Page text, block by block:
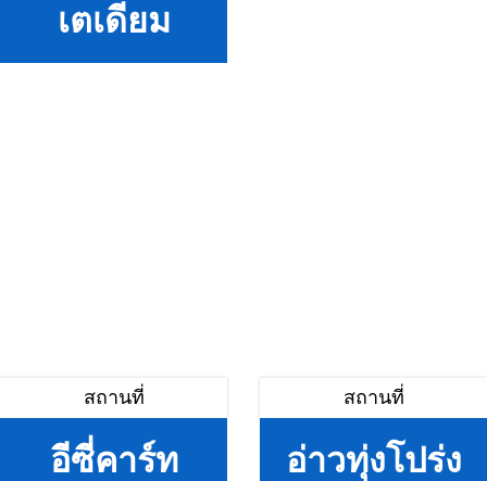
เตเดียม
สถานที่
อีซี่คาร์ท
สถานที่
อ่าวทุ่งโปร่ง